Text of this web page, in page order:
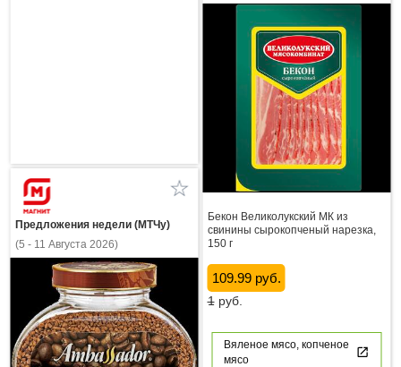
Бекон Великолукский МК из
свинины сырокопченый нарезка,
150 г
109.99 руб.
1руб.
Вяленое мясо, копченое
мясо
Предложения недели (МТЧу)
(5 - 11 Августа 2026)